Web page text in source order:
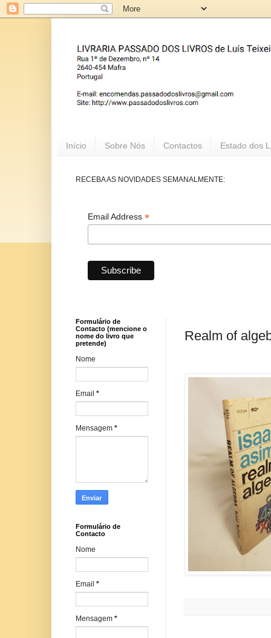
Início Sobre Nós Contactos Estado dos
RECEBA AS NOVIDADES SEMANALMENTE:
Email Address *
Realm of
Formulário de
Contacto (mencione o
nome do livro que
pretende)
Nome
Email *
Mensagem *
Formulário de
Contacto
Nome
Email *
Mensagem *